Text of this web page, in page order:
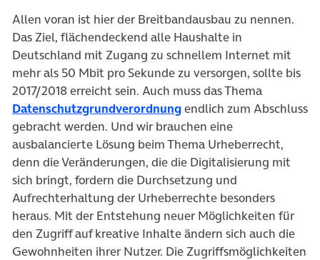
Allen voran ist hier der Breitbandausbau zu nennen.
Das Ziel, flächendeckend alle Haushalte in
Deutschland mit Zugang zu schnellem Internet mit
mehr als 50 Mbit pro Sekunde zu versorgen, sollte bis
2017/2018 erreicht sein. Auch muss das Thema
Datenschutzgrundverordnung(öffnet in neuem Tab)
endlich zum Abschluss
gebracht werden. Und wir brauchen eine
ausbalancierte Lösung beim Thema Urheberrecht,
denn die Veränderungen, die die Digitalisierung mit
sich bringt, fordern die Durchsetzung und
Aufrechterhaltung der Urheberrechte besonders
heraus. Mit der Entstehung neuer Möglichkeiten für
den Zugriff auf kreative Inhalte ändern sich auch die
Gewohnheiten ihrer Nutzer. Die Zugriffsmöglichkeiten